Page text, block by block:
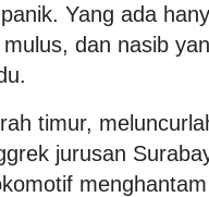
Yang ada
dan nasib
timur,
jurusan